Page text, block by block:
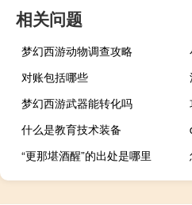
相关问题
梦幻西游动物调查攻略
对账包括哪些
梦幻西游武器能转化吗
什么是教育技术装备
“更那堪酒醒”的出处是哪里